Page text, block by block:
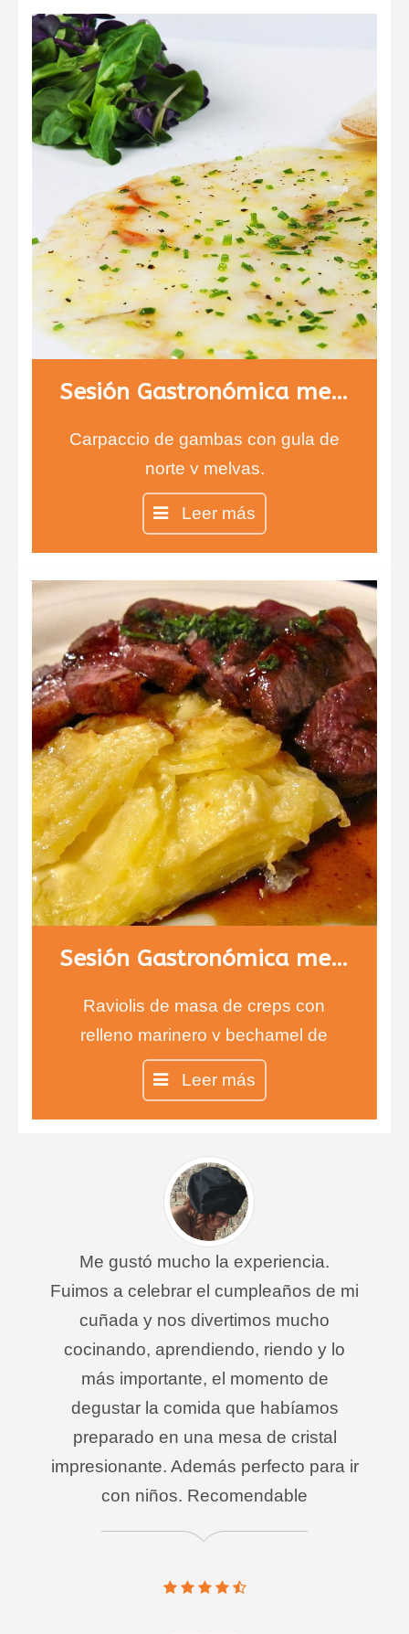
Sesión Gastronómica menú 1
Carpaccio de gambas con gula de
norte y melvas.
Entrecot con salsa de queso
infusionada con tomillo y risotto de
ceps.
Chesse cake en copa
Leer más
Sesión Gastronómica menú 2
Raviolis de masa de creps con
relleno marinero y bechamel de
pimientos de piquillo.
Magret de pato con puré de
berenjena y queso de cabra y
crujiente de parmesano y gratén de
patata con bacon.
Raviolis de piña con sopa de coco
Leer más
Me gustó mucho la experiencia.
Fuimos a celebrar el cumpleaños de mi
cuñada y nos divertimos mucho
cocinando, aprendiendo, riendo y lo
más importante, el momento de
degustar la comida que habíamos
preparado en una mesa de cristal
impresionante. Además perfecto para ir
con niños. Recomendable